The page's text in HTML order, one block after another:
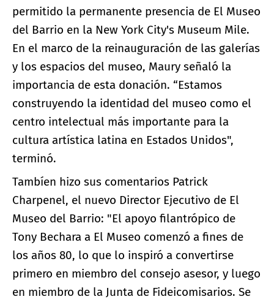
permitido la permanente presencia de El Museo
del Barrio en la New York City's Museum Mile.
En el marco de la reinauguración de las galerías
y los espacios del museo, Maury señaló la
importancia de esta donación. “Estamos
construyendo la identidad del museo como el
centro intelectual más importante para la
cultura artística latina en Estados Unidos",
terminó.
Tambíen hizo sus comentarios Patrick
Charpenel, el nuevo Director Ejecutivo de El
Museo del Barrio: "El apoyo filantrópico de
Tony Bechara a El Museo comenzó a fines de
los años 80, lo que lo inspiró a convertirse
primero en miembro del consejo asesor, y luego
en miembro de la Junta de Fideicomisarios. Se